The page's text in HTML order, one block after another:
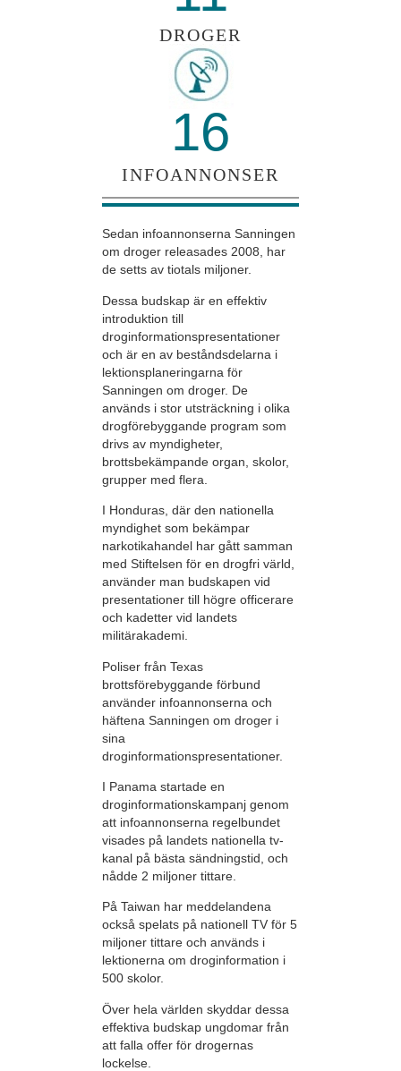
DROGER
16
INFOANNONSER
Sedan infoannonserna Sanningen
om droger releasades 2008, har
de setts av tiotals miljoner.
Dessa budskap är en effektiv
introduktion till
droginformationspresentationer
och är en av beståndsdelarna i
lektionsplaneringarna för
Sanningen om droger. De
används i stor utsträckning i olika
drogförebyggande program som
drivs av myndigheter,
brottsbekämpande organ, skolor,
grupper med flera.
I Honduras, där den nationella
myndighet som bekämpar
narkotikahandel har gått samman
med Stiftelsen för en drogfri värld,
använder man budskapen vid
presentationer till högre officerare
och kadetter vid landets
militärakademi.
Poliser från Texas
brottsförebyggande förbund
använder infoannonserna och
häftena Sanningen om droger i
sina
droginformationspresentationer.
I Panama startade en
droginformationskampanj genom
att infoannonserna regelbundet
visades på landets nationella tv-
kanal på bästa sändningstid, och
nådde 2 miljoner tittare.
På Taiwan har meddelandena
också spelats på nationell TV för 5
miljoner tittare och används i
lektionerna om droginformation i
500 skolor.
Över hela världen skyddar dessa
effektiva budskap ungdomar från
att falla offer för drogernas
lockelse.